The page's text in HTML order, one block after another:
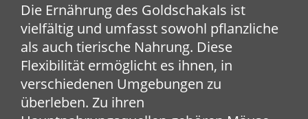
Die Ernährung des Goldschakals ist
vielfältig und umfasst sowohl pflanzliche
als auch tierische Nahrung. Diese
Flexibilität ermöglicht es ihnen, in
verschiedenen Umgebungen zu
überleben. Zu ihren